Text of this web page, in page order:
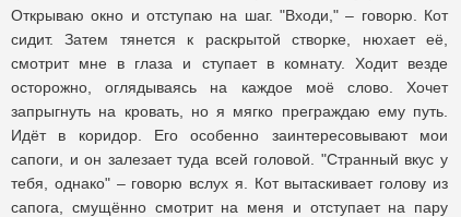
Открываю окно и отступаю на шаг. "Входи," – говорю. Кот
сидит. Затем тянется к раскрытой створке, нюхает её,
смотрит мне в глаза и ступает в комнату. Ходит везде
осторожно, оглядываясь на каждое моё слово. Хочет
запрыгнуть на кровать, но я мягко преграждаю ему путь.
Идёт в коридор. Его особенно заинтересовывают мои
сапоги, и он залезает туда всей головой. "Странный вкус у
тебя, однако" – говорю вслух я. Кот вытаскивает голову из
сапога, смущённо смотрит на меня и отступает на пару